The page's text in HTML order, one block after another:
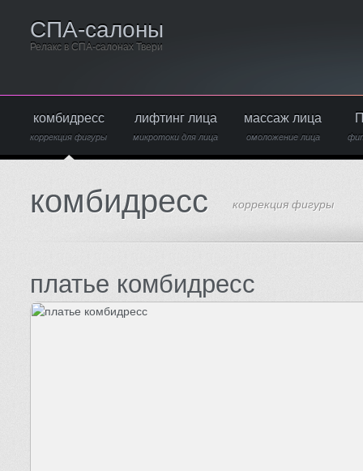
СПА-салоны
Релакс в СПА-салонах Твери
комбидресс
коррекция фигуры
лифтинг лица
микротоки для лица
массаж лица
омоложение лица
комбидресс коррекция фигуры
платье комбидресс